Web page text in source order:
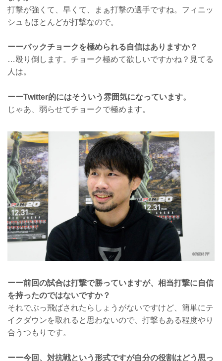
打撃が強くて、早くて、まぁ打撃の選手ですね。フィニッ
シュもほとんどが打撃なので。
ーーバックチョークを極められる自信はありますか？
…殴り倒します。チョーク極めて欲しいですかね？見てる
人は。
ーーTwitter的にはそういう雰囲気になっています。
じゃあ、弱らせてチョークで極めます。
ーー前回の試合は打撃で勝っていますが、相当打撃に自信
を持ったのではないですか？
それでぶっ飛ばされたらしょうがないですけど、簡単にテ
イクダウンを取れると思わないので、打撃もある程度やり
合うつもりです。
ーー今回、対抗戦という形式ですが自分の役割はどう思っ